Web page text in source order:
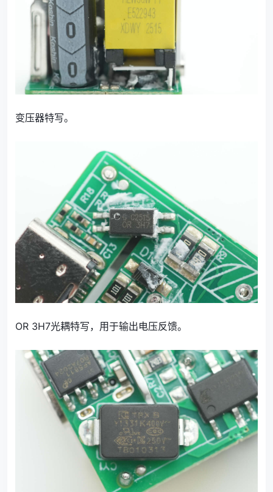
变压器特写。
OR 3H7光耦特写，用于输出电压反馈。